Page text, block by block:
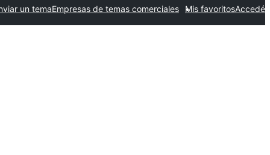
un temaEmpresas de temas comerciales Mis favoritosAccedé